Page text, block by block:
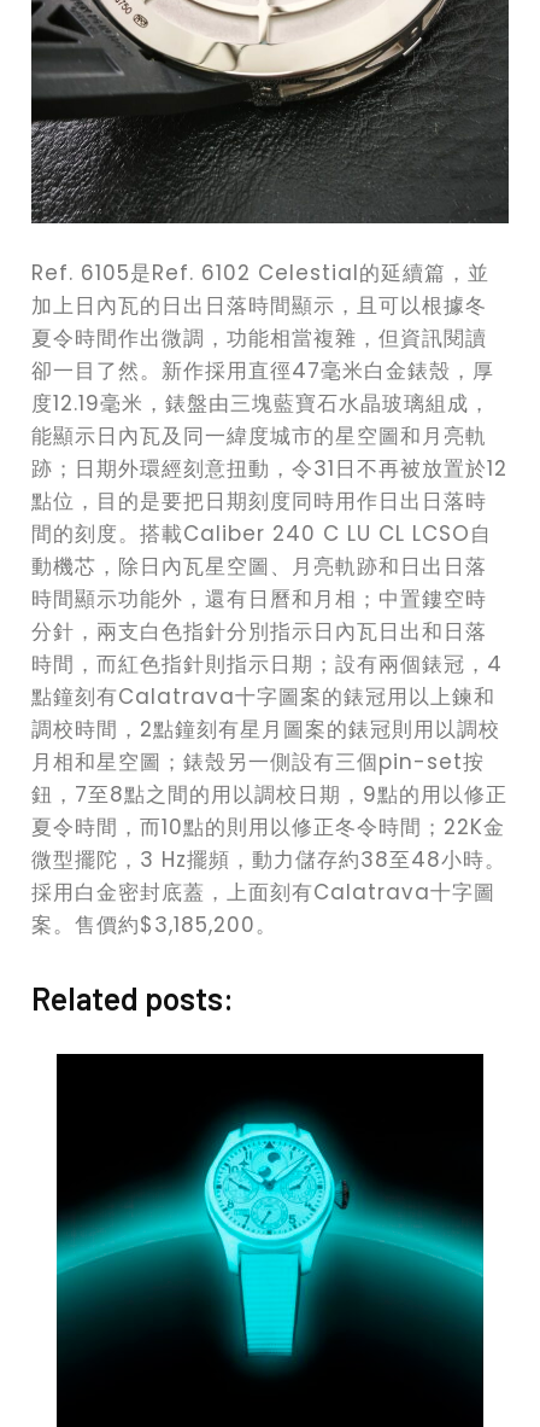
Ref. 6105是Ref. 6102 Celestial的延續篇，並
加上日內瓦的日出日落時間顯示，且可以根據冬
夏令時間作出微調，功能相當複雜，但資訊閱讀
卻一目了然。新作採用直徑47毫米白金錶殼，厚
度12.19毫米，錶盤由三塊藍寶石水晶玻璃組成，
能顯示日內瓦及同一緯度城市的星空圖和月亮軌
跡；日期外環經刻意扭動，令31日不再被放置於12
點位，目的是要把日期刻度同時用作日出日落時
間的刻度。搭載Caliber 240 C LU CL LCSO自
動機芯，除日內瓦星空圖、月亮軌跡和日出日落
時間顯示功能外，還有日曆和月相；中置鏤空時
分針，兩支白色指針分別指示日內瓦日出和日落
時間，而紅色指針則指示日期；設有兩個錶冠，4
點鐘刻有Calatrava十字圖案的錶冠用以上鍊和
調校時間，2點鐘刻有星月圖案的錶冠則用以調校
月相和星空圖；錶殼另一側設有三個pin-set按
鈕，7至8點之間的用以調校日期，9點的用以修正
夏令時間，而10點的則用以修正冬令時間；22K金
微型擺陀，3 Hz擺頻，動力儲存約38至48小時。
採用白金密封底蓋，上面刻有Calatrava十字圖
案。售價約$3,185,200。
Related posts: